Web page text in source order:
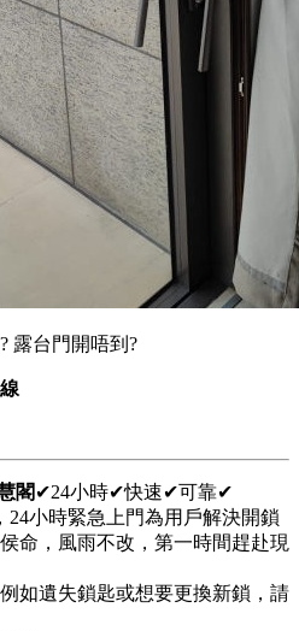
露台門開唔到?
閣 ✔24小時✔快速✔可靠✔
24小時緊急上門為用戶解決開鎖
命，風雨不改，第一時間趕赴現
如遺失鎖匙或想要更換新鎖，請